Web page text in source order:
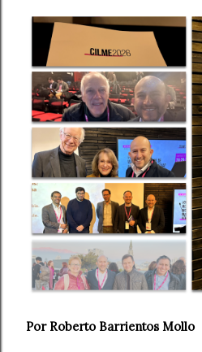
Por Roberto Barrientos Mollo